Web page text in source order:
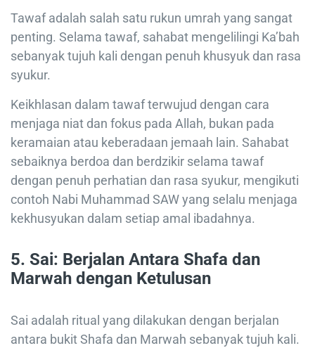
Tawaf adalah salah satu rukun umrah yang sangat
penting. Selama tawaf, sahabat mengelilingi Ka’bah
sebanyak tujuh kali dengan penuh khusyuk dan rasa
syukur.
Keikhlasan dalam tawaf terwujud dengan cara
menjaga niat dan fokus pada Allah, bukan pada
keramaian atau keberadaan jemaah lain. Sahabat
sebaiknya berdoa dan berdzikir selama tawaf
dengan penuh perhatian dan rasa syukur, mengikuti
contoh Nabi Muhammad SAW yang selalu menjaga
kekhusyukan dalam setiap amal ibadahnya.
5. Sai: Berjalan Antara Shafa dan
Marwah dengan Ketulusan
Sai adalah ritual yang dilakukan dengan berjalan
antara bukit Shafa dan Marwah sebanyak tujuh kali.